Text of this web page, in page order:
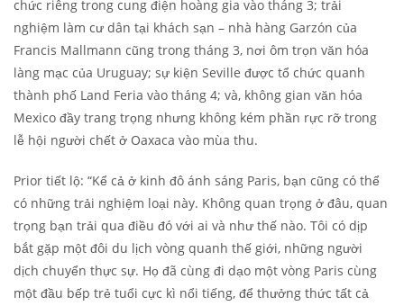
chức riêng trong cung điện hoàng gia vào tháng 3; trải
nghiệm làm cư dân tại khách sạn – nhà hàng Garzón của
Francis Mallmann cũng trong tháng 3, nơi ôm trọn văn hóa
làng mạc của Uruguay; sự kiện Seville được tổ chức quanh
thành phố Land Feria vào tháng 4; và, không gian văn hóa
Mexico đầy trang trọng nhưng không kém phần rực rỡ trong
lễ hội người chết ở Oaxaca vào mùa thu.
Prior tiết lộ: “Kể cả ở kinh đô ánh sáng Paris, bạn cũng có thể
có những trải nghiệm loại này. Không quan trọng ở đâu, quan
trọng bạn trải qua điều đó với ai và như thế nào. Tôi có dịp
bắt gặp một đôi du lịch vòng quanh thế giới, những người
dịch chuyển thực sự. Họ đã cùng đi dạo một vòng Paris cùng
một đầu bếp trẻ tuổi cực kì nổi tiếng, để thưởng thức tất cả